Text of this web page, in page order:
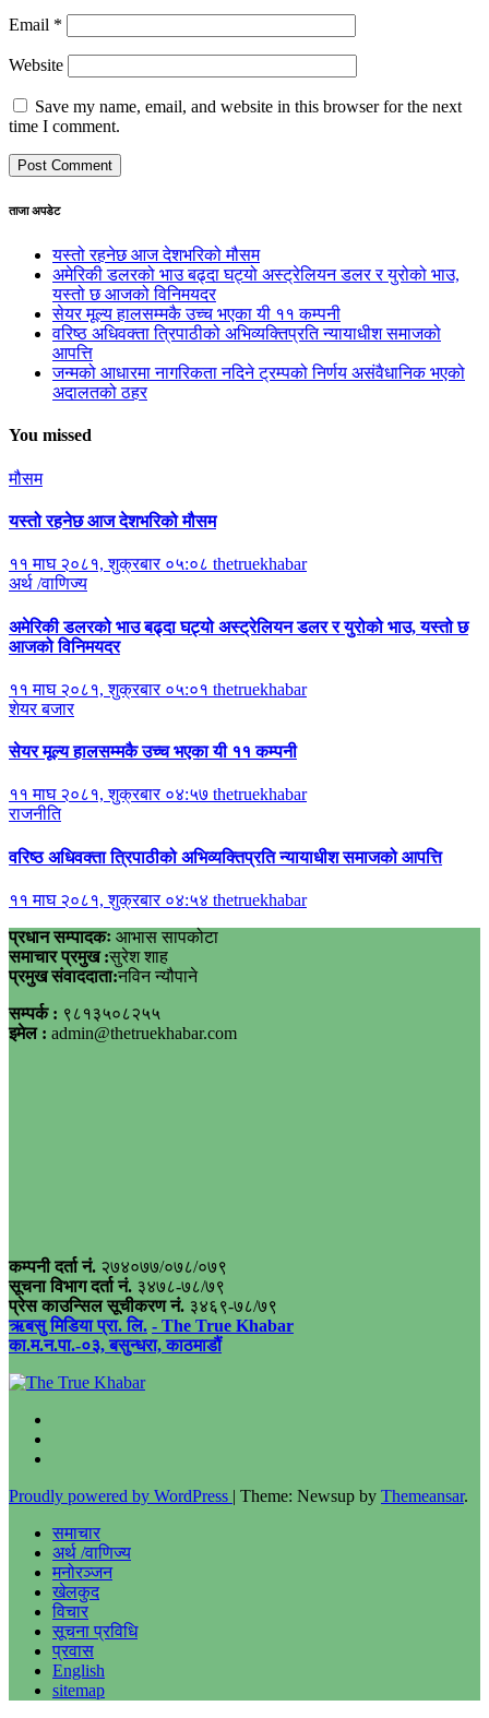
Email *
Website
Save my name, email, and website in this browser for the next
time I comment.
ताजा अपडेट
यस्तो रहनेछ आज देशभरिको मौसम
अमेरिकी डलरको भाउ बढ्दा घट्यो अस्ट्रेलियन डलर र युरोको भाउ,
यस्तो छ आजको विनिमयदर
सेयर मूल्य हालसम्मकै उच्च भएका यी ११ कम्पनी
वरिष्ठ अधिवक्ता त्रिपाठीको अभिव्यक्तिप्रति न्यायाधीश समाजको
आपत्ति
जन्मको आधारमा नागरिकता नदिने ट्रम्पको निर्णय असंवैधानिक भएको
अदालतको ठहर
You missed
मौसम
यस्तो रहनेछ आज देशभरिको मौसम
११ माघ २०८१, शुक्रबार ०५:०८ thetruekhabar
अर्थ /वाणिज्य
अमेरिकी डलरको भाउ बढ्दा घट्यो अस्ट्रेलियन डलर र युरोको भाउ, यस्तो छ
आजको विनिमयदर
११ माघ २०८१, शुक्रबार ०५:०१ thetruekhabar
शेयर बजार
सेयर मूल्य हालसम्मकै उच्च भएका यी ११ कम्पनी
११ माघ २०८१, शुक्रबार ०४:५७ thetruekhabar
राजनीति
वरिष्ठ अधिवक्ता त्रिपाठीको अभिव्यक्तिप्रति न्यायाधीश समाजको आपत्ति
११ माघ २०८१, शुक्रबार ०४:५४ thetruekhabar
प्रधान सम्पादकः आभास सापकोटा
समाचार प्रमुख :सुरेश शाह
प्रमुख संवाददाता:नविन न्यौपाने
सम्पर्क : ९८१३५०८२५५
इमेल : admin@thetruekhabar.com
कम्पनी दर्ता नं. २७४०७७/०७८/०७९
सूचना विभाग दर्ता नं. ३४७८-७८/७९
प्रेस काउन्सिल सूचीकरण नं. ३४६९-७८/७९
ऋबसु मिडिया प्रा. लि. - The True Khabar
का.म.न.पा.-०३, बसुन्धरा, काठमाडौं
Proudly powered by WordPress | Theme: Newsup by Themeansar.
समाचार
अर्थ /वाणिज्य
मनोरञ्जन
खेलकुद
विचार
सूचना प्रविधि
प्रवास
English
sitemap